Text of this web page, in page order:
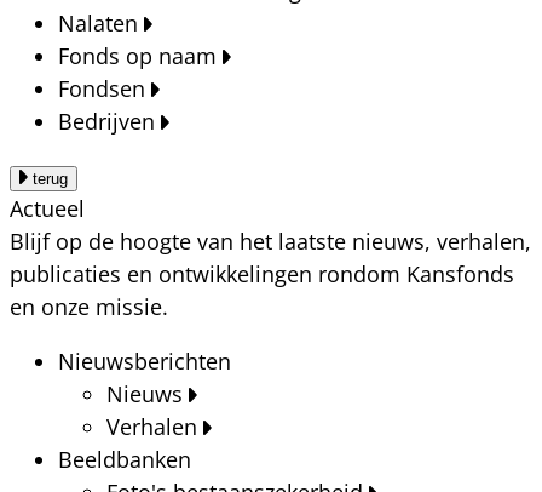
Nalaten
Fonds op naam
Fondsen
Bedrijven
terug
Actueel
Blijf op de hoogte van het laatste nieuws, verhalen,
publicaties en ontwikkelingen rondom Kansfonds
en onze missie.
Nieuwsberichten
Nieuws
Verhalen
Beeldbanken